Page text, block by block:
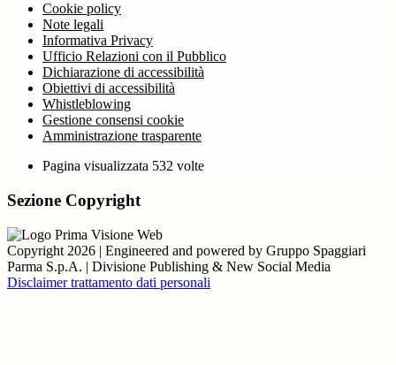
Cookie policy
Note legali
Informativa Privacy
Ufficio Relazioni con il Pubblico
Dichiarazione di accessibilità
Obiettivi di accessibilità
Whistleblowing
Gestione consensi cookie
Amministrazione trasparente
Pagina visualizzata 532 volte
Sezione Copyright
Copyright 2026 | Engineered and powered by Gruppo Spaggiari
Parma S.p.A. | Divisione Publishing & New Social Media
Disclaimer trattamento dati personali